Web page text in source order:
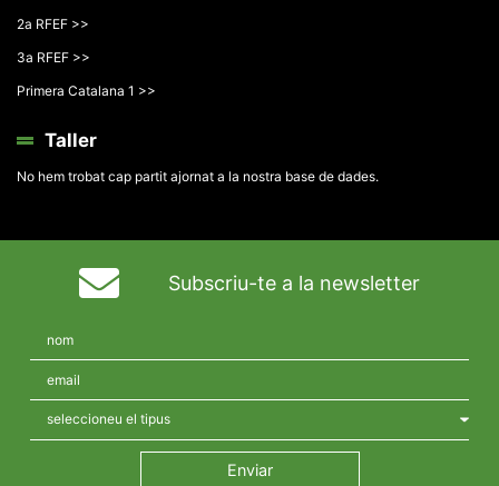
2a RFEF >>
3a RFEF >>
Primera Catalana 1 >>
Taller
No hem trobat cap partit ajornat a la nostra base de dades.
Subscriu-te a la newsletter